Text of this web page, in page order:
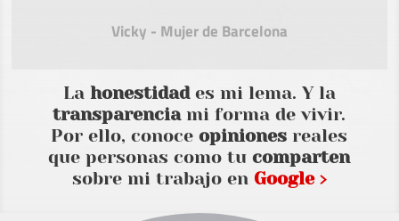
Vicky - Mujer de Barcelona
La honestidades mi lema. Y la
transparenciami forma de vivir.
Por ello, conoceopiniones reales
que personas como tucomparten
sobre mi trabajo en Google ›